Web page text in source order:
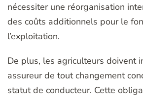
nécessiter une réorganisation
des coûts additionnels pour le
l’exploitation.
De plus, les agriculteurs doivent
assureur de tout changement
statut de conducteur. Cette